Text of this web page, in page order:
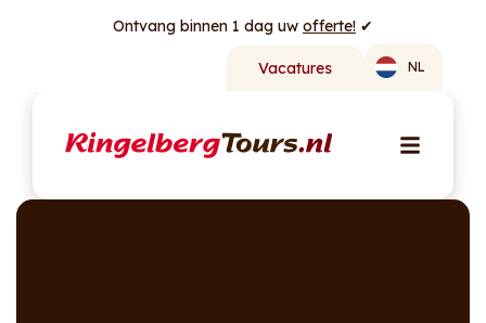
Ontvang binnen 1 dag uw offerte! ✔
Vacatures NL